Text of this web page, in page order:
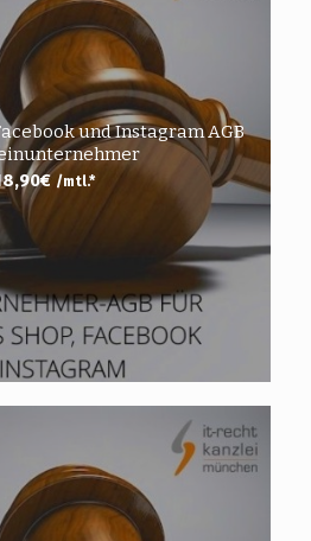
und Instagram AGB
€ /mtl.*